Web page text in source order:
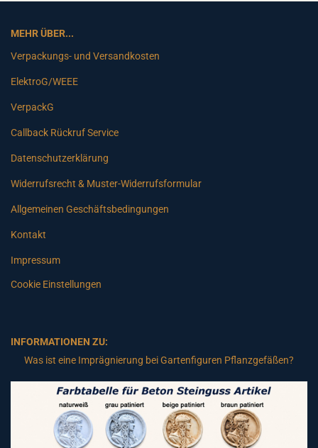
MEHR ÜBER...
Verpackungs- und Versandkosten
ElektroG/WEEE
VerpackG
Callback Rückruf Service
Datenschutzerklärung
Widerrufsrecht & Muster-Widerrufsformular
Allgemeinen Geschäftsbedingungen
Kontakt
Impressum
Cookie Einstellungen
INFORMATIONEN ZU:
Was ist eine Imprägnierung bei Gartenfiguren Pflanzgefäßen?